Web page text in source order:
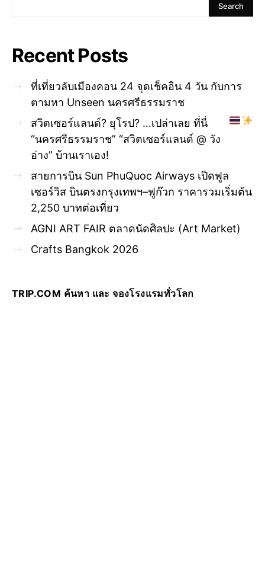
Search
Recent Posts
ที่เที่ยวลับเมืองคอน 24 จุดเช็คอิน 4 วัน กับการ
ตามหา Unseen นครศรีธรรมราช
สวิตเซอร์แลนด์? ยุโรป? …เปล่าเลย ที่นี่
“นครศรีธรรมราช” “สวิตเซอร์แลนด์ @ วัง
อ่าง” บ้านเราเอง!
สายการบิน Sun PhuQuoc Airways เปิดฟูล
เซอร์วิส บินตรงกรุงเทพฯ–ฟูก๊วก ราคารวมเริ่มต้น
2,250 บาทต่อเที่ยว
AGNI ART FAIR ตลาดนัดศิลปะ (Art Market)
Crafts Bangkok 2026
TRIP.COM ค้นหา และ จองโรงแรมทั่วโลก